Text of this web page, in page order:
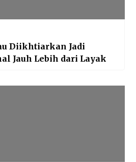
Diikhtiarkan Jadi
Jauh Lebih dari Layak